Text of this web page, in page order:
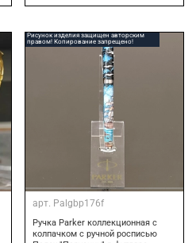
Рисунок изделия защищен авторским
правом! Копирование запрещено!
арт. Palgbp176f
Ручка Parker коллекционная с
колпачком с ручной росписью